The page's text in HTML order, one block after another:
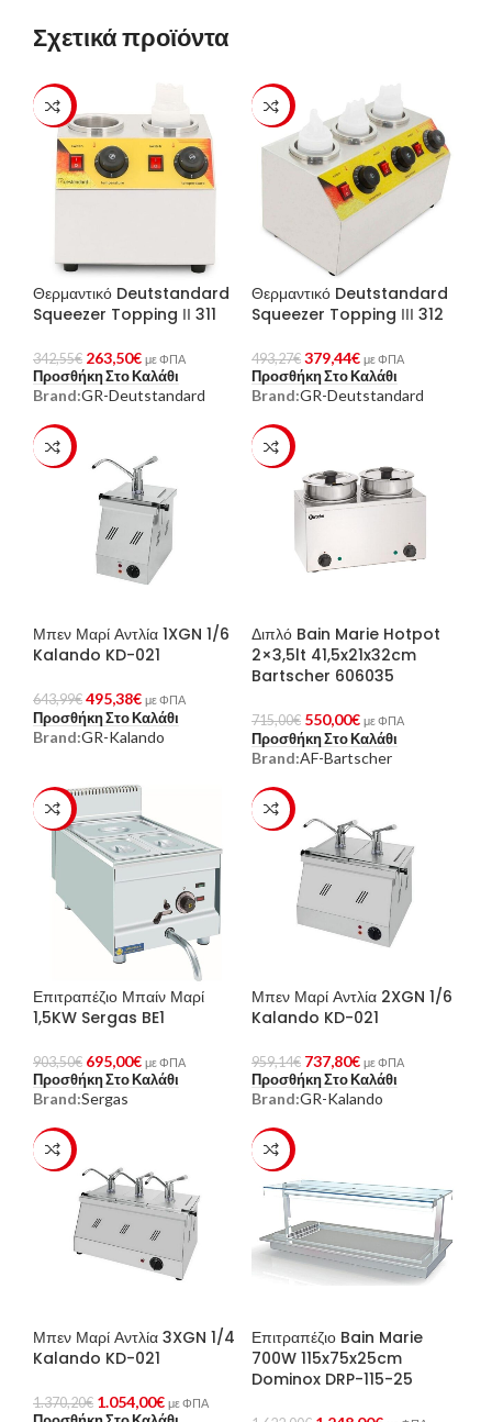
Σχετικά προϊόντα
-23%
Θερμαντικό Deutstandard
Squeezer Topping ΙΙ 311
342,55€ 263,50€ με ΦΠΑ
Προσθήκη Στο Καλάθι
Brand:GR-Deutstandard
-23%
Θερμαντικό Deutstandard
Squeezer Topping ΙΙΙ 312
493,27€ 379,44€ με ΦΠΑ
Προσθήκη Στο Καλάθι
Brand:GR-Deutstandard
-23%
Μπεν Μαρί Αντλία 1XGN 1/6
Kalando KD-021
643,99€ 495,38€ με ΦΠΑ
Προσθήκη Στο Καλάθι
Brand:GR-Kalando
-23%
Διπλό Bain Marie Hotpot
2×3,5lt 41,5x21x32cm
Bartscher 606035
715,00€ 550,00€ με ΦΠΑ
Προσθήκη Στο Καλάθι
Brand:AF-Bartscher
-23%
Επιτραπέζιο Μπαίν Μαρί
1,5KW Sergas BE1
903,50€ 695,00€ με ΦΠΑ
Προσθήκη Στο Καλάθι
Brand:Sergas
-23%
Μπεν Μαρί Αντλία 2XGN 1/6
Kalando KD-021
959,14€ 737,80€ με ΦΠΑ
Προσθήκη Στο Καλάθι
Brand:GR-Kalando
-23%
Μπεν Μαρί Αντλία 3XGN 1/4
Kalando KD-021
1.370,20€ 1.054,00€ με ΦΠΑ
-23%
Επιτραπέζιο Bain Marie
700W 115x75x25cm
Dominox DRP-115-25